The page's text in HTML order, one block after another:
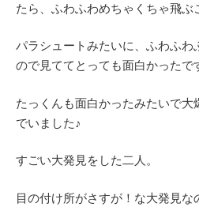
たら、ふわふわめちゃくちゃ飛ぶ
パラシュートみたいに、ふわふわ
ので見ててとっても面白かったで
たっくんも面白かったみたいで大
でいました♪
すごい大発見をした二人。
目の付け所がさすが！な大発見な